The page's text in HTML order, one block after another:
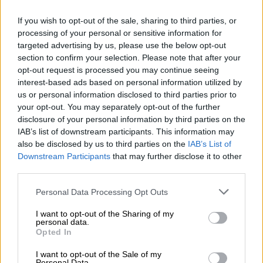
If you wish to opt-out of the sale, sharing to third parties, or
processing of your personal or sensitive information for
targeted advertising by us, please use the below opt-out
section to confirm your selection. Please note that after your
opt-out request is processed you may continue seeing
interest-based ads based on personal information utilized by
us or personal information disclosed to third parties prior to
your opt-out. You may separately opt-out of the further
disclosure of your personal information by third parties on the
IAB’s list of downstream participants. This information may
also be disclosed by us to third parties on the IAB’s List of
Downstream Participants that may further disclose it to other
Please note that this website/app uses one or more Google
not limited to your visit or usage behaviour. You may click to
grant or deny consent to Google and its third-party tags to
use your data for below specified purposes in below Google
consent section.
Personal Data Processing Opt Outs
I want to opt-out of the Sharing of my
personal data.
Opted In
I want to opt-out of the Sale of my
του Σοφοκλή παρουσιάστηκε ως ένα
υποβλητικό, σωματικό θέαμα υψηλής
τεχνικής και καλλιτεχνικής δυσκολίας, που
τίμησαν με την παρουσία τους—εκτός από
τις χιλιάδες κόσμου— εκπρόσωποι της
πολιτικής ηγεσίας, των γραμμάτων και των
τεχνών.
Μια σύγχρονη τολμηρή ανάγνωσητου
εμβληματικού έργου του ποιητή, η πρώτη
από τις δυο παραγωγές του Εθνικού
Θεάτρου που θα φιλοξενηθούν στο Αρχαίο
εμβληματική Ορέστεια του Ευριπίδη, σε
σκηνοθεσία του κορυφαίου σκηνοθέτη και
δασκάλου Θεόδωρου Τερζόπουλου, που